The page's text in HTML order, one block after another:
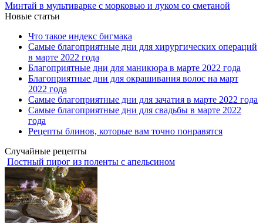
Минтай в мультиварке с морковью и луком со сметаной
Новые статьи
Что такое индекс бигмака
Самые благоприятные дни для хирургических операций
в марте 2022 года
Благоприятные дни для маникюра в марте 2022 года
Благоприятные дни для окрашивания волос на март
2022 года
Самые благоприятные дни для зачатия в марте 2022 года
Самые благоприятные дни для свадьбы в марте 2022
года
Рецепты блинов, которые вам точно понравятся
Случайные рецепты
Постный пирог из поленты с апельсином